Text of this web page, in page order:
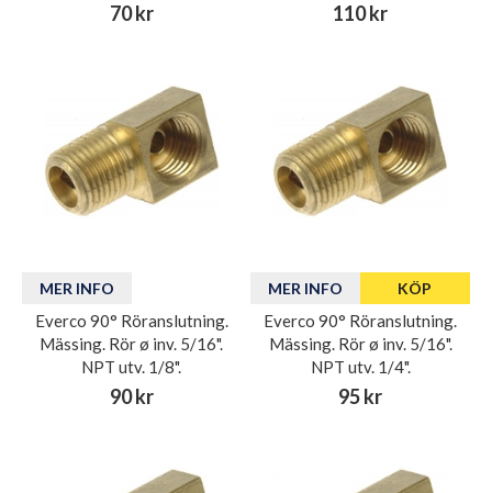
70 kr 110 kr
MER INFO
Everco 90° Röranslutning.
Mässing. Rör ø inv. 5/16".
NPT utv. 1/8".
90 kr
MER INFO KÖP
Everco 90° Röranslutning.
Mässing. Rör ø inv. 5/16".
NPT utv. 1/4".
95 kr